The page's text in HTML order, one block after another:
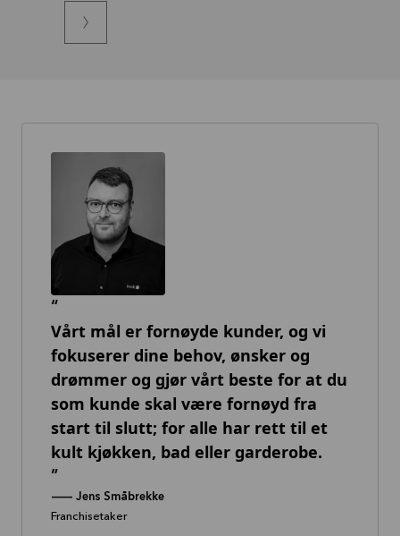
Vårt mål er fornøyde kunder, og vi
fokuserer dine behov, ønsker og
drømmer og gjør vårt beste for at du
som kunde skal være fornøyd fra
start til slutt; for alle har rett til et
kult kjøkken, bad eller garderobe.
-- Jens Småbrekke
Franchisetaker